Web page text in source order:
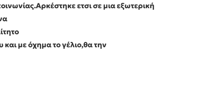
ετσι σε μια εξωτερική
με όχημα το γέλιο,θα την